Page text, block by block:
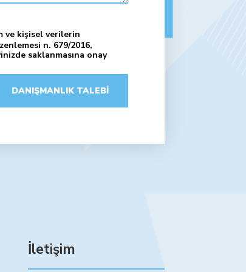
ve kişisel verilerin
n. 679/2016,
saklanmasına onay
DANIŞMANLIK TALEBI
İletişim